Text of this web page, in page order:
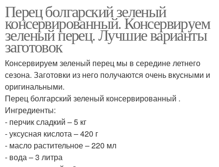
Перец болгарский зеленый
консервированный. Консервируем
зеленый перец. Лучшие варианты
заготовок
Консервируем зеленый перец мы в середине летнего
сезона. Заготовки из него получаются очень вкусными и
оригинальными.
Перец болгарский зеленый консервированный .
Ингредиенты:
- перчик сладкий – 5 кг
- уксусная кислота – 420 г
- масло растительное – 220 мл
- вода – 3 литра